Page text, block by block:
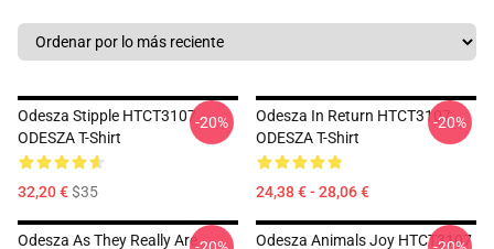
Odesza Stipple HTCT3107
ODESZA T-Shirt
32,20 €$35
-20%
Odesza In Return HTCT3107
ODESZA T-Shirt
24,38 € - 28,06 €
-20%
Odesza As They Really Are
Odesza Animals Joy HTCT3107